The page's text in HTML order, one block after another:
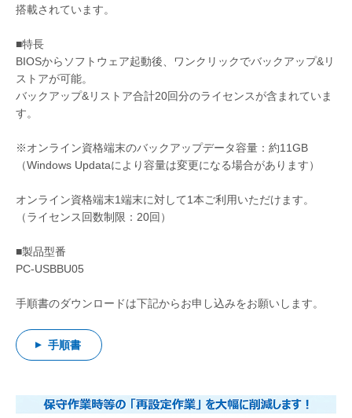
搭載されています。
■特長
BIOSからソフトウェア起動後、ワンクリックでバックアップ&リ
ストアが可能。
バックアップ&リストア合計20回分のライセンスが含まれていま
す。
※オンライン資格端末のバックアップデータ容量：約11GB
（Windows Updataにより容量は変更になる場合があります）
オンライン資格端末1端末に対して1本ご利用いただけます。
（ライセンス回数制限：20回）
■製品型番
PC-USBBU05
手順書のダウンロードは下記からお申し込みをお願いします。
手順書